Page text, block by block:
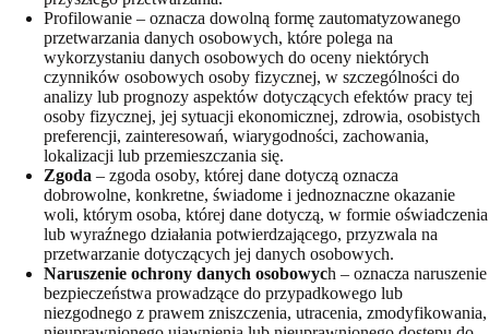
Profilowanie – oznacza dowolną formę zautomatyzowanego
przetwarzania danych osobowych, które polega na
wykorzystaniu danych osobowych do oceny niektórych
czynników osobowych osoby fizycznej, w szczególności do
analizy lub prognozy aspektów dotyczących efektów pracy tej
osoby fizycznej, jej sytuacji ekonomicznej, zdrowia, osobistych
preferencji, zainteresowań, wiarygodności, zachowania,
lokalizacji lub przemieszczania się.
Zgoda – zgoda osoby, której dane dotyczą oznacza
dobrowolne, konkretne, świadome i jednoznaczne okazanie
woli, którym osoba, której dane dotyczą, w formie oświadczenia
lub wyraźnego działania potwierdzającego, przyzwala na
przetwarzanie dotyczących jej danych osobowych.
Naruszenie ochrony danych osobowych – oznacza naruszenie
bezpieczeństwa prowadzące do przypadkowego lub
niezgodnego z prawem zniszczenia, utracenia, zmodyfikowania,